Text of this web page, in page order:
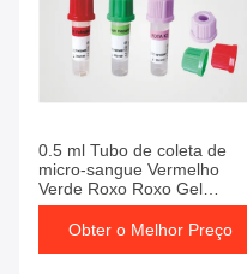
0.5 ml Tubo de coleta de
micro-sangue Vermelho
Verde Roxo Roxo Gel
Activador de coágulos Sem
aditivos
Obter o Melhor Preço